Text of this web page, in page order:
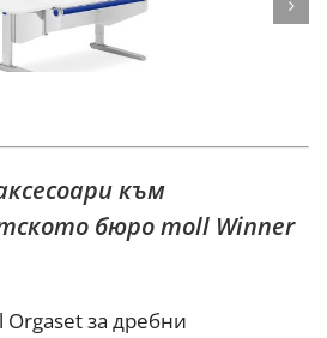
към
бюро moll Winner
Orgaset за дребни